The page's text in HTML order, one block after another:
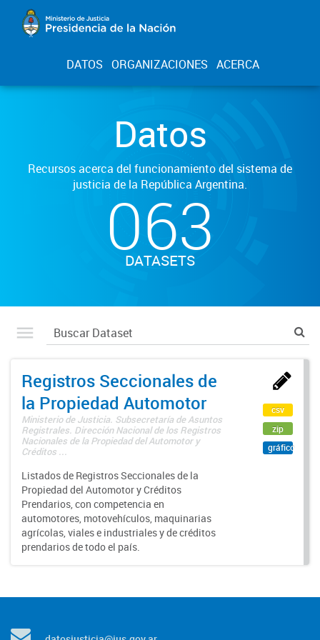
DATOS ORGANIZACIONES ACERCA
Datos
Recursos acerca del funcionamiento del sistema de
justicia de la República Argentina.
063
DATASETS
Registros Seccionales de
la Propiedad Automotor
Ministerio de Justicia. Subsecretaría de Asuntos
Registrales. Dirección Nacional de los Registros
Nacionales de la Propiedad del Automotor y
Créditos ...
Listados de Registros Seccionales de la
Propiedad del Automotor y Créditos
Prendarios, con competencia en
automotores, motovehículos, maquinarias
agrícolas, viales e industriales y de créditos
prendarios de todo el país.
csv
zip
gráfico